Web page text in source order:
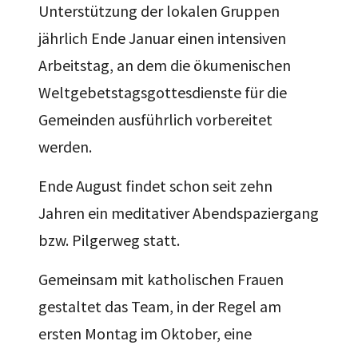
Unterstützung der lokalen Gruppen
jährlich Ende Januar einen intensiven
Arbeitstag, an dem die ökumenischen
Weltgebetstagsgottesdienste für die
Gemeinden ausführlich vorbereitet
werden.
Ende August findet schon seit zehn
Jahren ein meditativer Abendspaziergang
bzw. Pilgerweg statt.
Gemeinsam mit katholischen Frauen
gestaltet das Team, in der Regel am
ersten Montag im Oktober, eine